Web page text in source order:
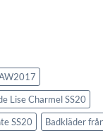
Lise Charmel SS20
SS20
Badkläder